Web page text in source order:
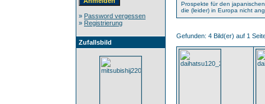
» Password vergessen
» Registrierung
Zufallsbild
Prospekte für den
die (leider) in Europa nicht
Gefunden: 4 Bild(er) auf 1